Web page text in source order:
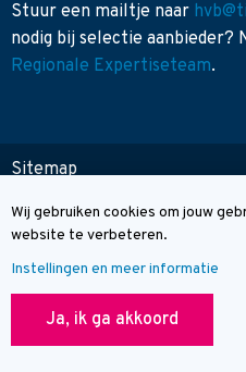
Cookie melding
Wij gebruiken cookies om jouw
website te verbeteren.
Instellingen en meer informatie
Ja, ik ga akkoord
Stuur een mailtje naar
nodig bij selectie
Regionale Expertiseteam.
© Wegwijzer Hart van Brabant
Sitemap
Contact